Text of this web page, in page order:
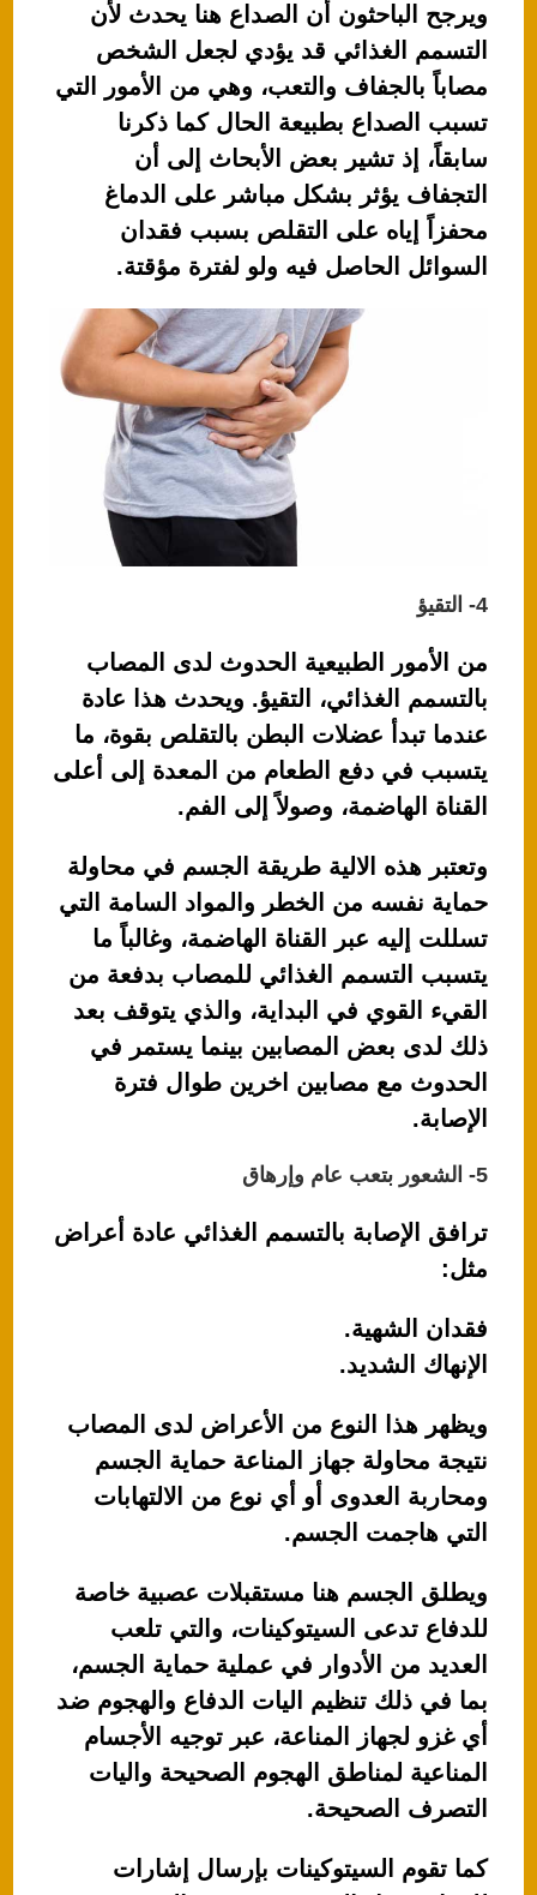
ويرجح الباحثون أن الصداع هنا يحدث لأن
التسمم الغذائي قد يؤدي لجعل الشخص
مصاباً بالجفاف والتعب، وهي من الأمور التي
تسبب الصداع بطبيعة الحال كما ذكرنا
سابقاً، إذ تشير بعض الأبحاث إلى أن
التجفاف يؤثر بشكل مباشر على الدماغ
محفزاً إياه على التقلص بسبب فقدان
السوائل الحاصل فيه ولو لفترة مؤقتة.
4- التقيؤ
من الأمور الطبيعية الحدوث لدى المصاب
بالتسمم الغذائي، التقيؤ. ويحدث هذا عادة
عندما تبدأ عضلات البطن بالتقلص بقوة، ما
يتسبب في دفع الطعام من المعدة إلى أعلى
القناة الهاضمة، وصولاً إلى الفم.
وتعتبر هذه الالية طريقة الجسم في محاولة
حماية نفسه من الخطر والمواد السامة التي
تسللت إليه عبر القناة الهاضمة، وغالباً ما
يتسبب التسمم الغذائي للمصاب بدفعة من
القيء القوي في البداية، والذي يتوقف بعد
ذلك لدى بعض المصابين بينما يستمر في
الحدوث مع مصابين اخرين طوال فترة
الإصابة.
5- الشعور بتعب عام وإرهاق
ترافق الإصابة بالتسمم الغذائي عادة أعراض
مثل:
فقدان الشهية.
الإنهاك الشديد.
ويظهر هذا النوع من الأعراض لدى المصاب
نتيجة محاولة جهاز المناعة حماية الجسم
ومحاربة العدوى أو أي نوع من الالتهابات
التي هاجمت الجسم.
ويطلق الجسم هنا مستقبلات عصبية خاصة
للدفاع تدعى السيتوكينات، والتي تلعب
العديد من الأدوار في عملية حماية الجسم،
بما في ذلك تنظيم اليات الدفاع والهجوم ضد
أي غزو لجهاز المناعة، عبر توجيه الأجسام
المناعية لمناطق الهجوم الصحيحة واليات
التصرف الصحيحة.
كما تقوم السيتوكينات بإرسال إشارات